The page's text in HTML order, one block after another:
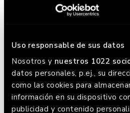
Uso responsable de sus datos
Nosotros y nuestros 1022
datos personales, p.ej., su
como las cookies para
información en su dispositivo
publicidad y contenido
las presentes condiciones.
La presente promoción
Friends With Benefits
La promoción es válida
clientes que se
Friends With Benefits
de febrero de 2026
La promoción podrá